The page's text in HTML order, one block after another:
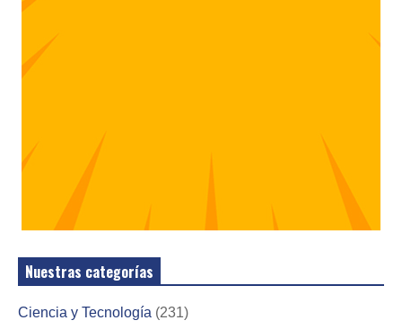
Nuestras categorías
Ciencia y Tecnología (231)